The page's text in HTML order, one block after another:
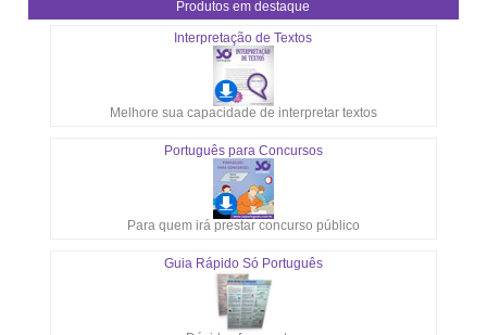
Produtos em destaque
Interpretação de Textos
Melhore sua capacidade de interpretar textos
Português para Concursos
Para quem irá prestar concurso público
Guia Rápido Só Português